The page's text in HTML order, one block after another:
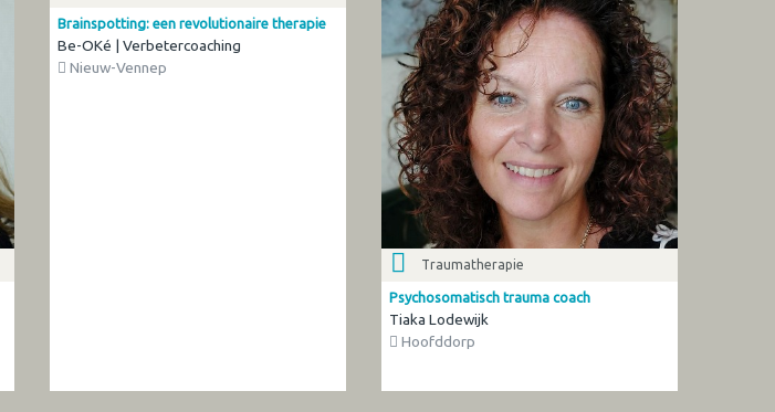
Brainspotting: een revolutionaire therapie
Be-OKé | Verbetercoaching
Nieuw-Vennep
Traumatherapie
Psychosomatisch trauma coach
Tiaka Lodewijk
Hoofddorp